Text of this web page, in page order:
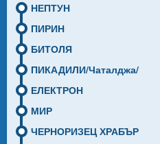
Как Да Стигна?
Инфо
НЕПТУН
ПИРИН
БИТОЛЯ
ПИКАДИЛИ/Чаталджа/
ЕЛЕКТРОН
МИР
ЧЕРНОРИЗЕЦ ХРАБЪР